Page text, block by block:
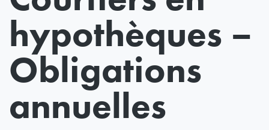
hypothèques –
Obligations
annuelles